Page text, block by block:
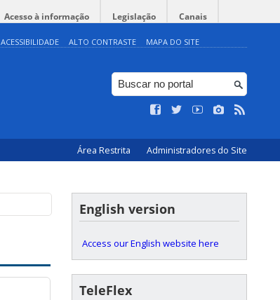
Acesso à informação Legislação Canais
ACESSIBILIDADE ALTO CONTRASTE MAPA DO SITE
Área Restrita Administradores do Site
English version
Access our English website here
TeleFlex